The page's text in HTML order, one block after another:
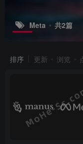
Meta 共2篇
排序 更新 浏览